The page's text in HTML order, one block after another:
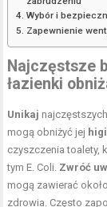
Wybór i
Zapewnienie
Najczęstsze
łazienki
Unikaj
mogą obniżyć jej
czyszczenia toalety,
tym E. Coli. Zwróć
mogą zawierać
zdrowia. Często